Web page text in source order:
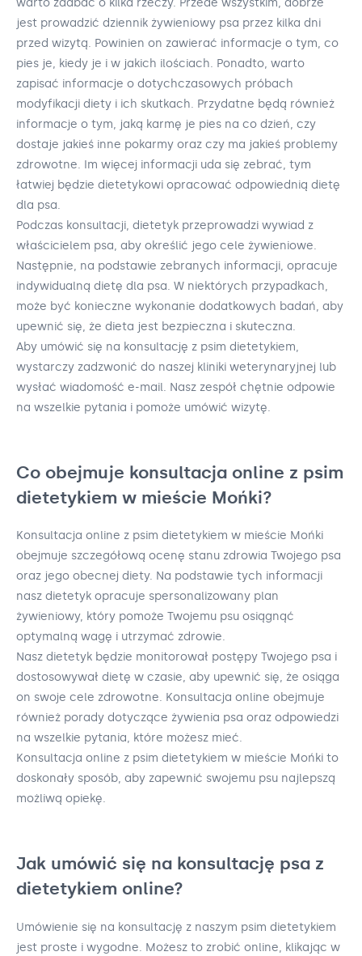
warto zadbać o kilka rzeczy. Przede wszystkim, dobrze
jest prowadzić dziennik żywieniowy psa przez kilka dni
przed wizytą. Powinien on zawierać informacje o tym, co
pies je, kiedy je i w jakich ilościach. Ponadto, warto
zapisać informacje o dotychczasowych próbach
modyfikacji diety i ich skutkach. Przydatne będą również
informacje o tym, jaką karmę je pies na co dzień, czy
dostaje jakieś inne pokarmy oraz czy ma jakieś problemy
zdrowotne. Im więcej informacji uda się zebrać, tym
łatwiej będzie dietetykowi opracować odpowiednią dietę
dla psa.
Podczas konsultacji, dietetyk przeprowadzi wywiad z
właścicielem psa, aby określić jego cele żywieniowe.
Następnie, na podstawie zebranych informacji, opracuje
indywidualną dietę dla psa. W niektórych przypadkach,
może być konieczne wykonanie dodatkowych badań, aby
upewnić się, że dieta jest bezpieczna i skuteczna.
Aby umówić się na konsultację z psim dietetykiem,
wystarczy zadzwonić do naszej kliniki weterynaryjnej lub
wysłać wiadomość e-mail. Nasz zespół chętnie odpowie
na wszelkie pytania i pomoże umówić wizytę.
Co obejmuje konsultacja online z psim
dietetykiem w mieście Mońki?
Konsultacja online z psim dietetykiem w mieście Mońki
obejmuje szczegółową ocenę stanu zdrowia Twojego psa
oraz jego obecnej diety. Na podstawie tych informacji
nasz dietetyk opracuje spersonalizowany plan
żywieniowy, który pomoże Twojemu psu osiągnąć
optymalną wagę i utrzymać zdrowie.
Nasz dietetyk będzie monitorował postępy Twojego psa i
dostosowywał dietę w czasie, aby upewnić się, że osiąga
on swoje cele zdrowotne. Konsultacja online obejmuje
również porady dotyczące żywienia psa oraz odpowiedzi
na wszelkie pytania, które możesz mieć.
Konsultacja online z psim dietetykiem w mieście Mońki to
doskonały sposób, aby zapewnić swojemu psu najlepszą
możliwą opiekę.
Jak umówić się na konsultację psa z
dietetykiem online?
Umówienie się na konsultację z naszym psim dietetykiem
jest proste i wygodne. Możesz to zrobić online, klikając w